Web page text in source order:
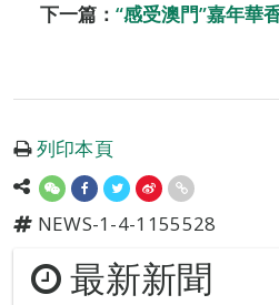
下一篇： “感受澳門”嘉年華
列印本頁
NEWS-1-4-1155528
最新新聞